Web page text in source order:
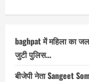
baghpat में महिला का
जुटी पुलिस…
बीजेपी नेता Sangeet